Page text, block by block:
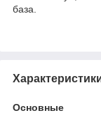
база.
Основные